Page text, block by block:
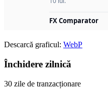
Descarcă graficul: WebP
Închidere zilnică
30 zile de tranzacționare